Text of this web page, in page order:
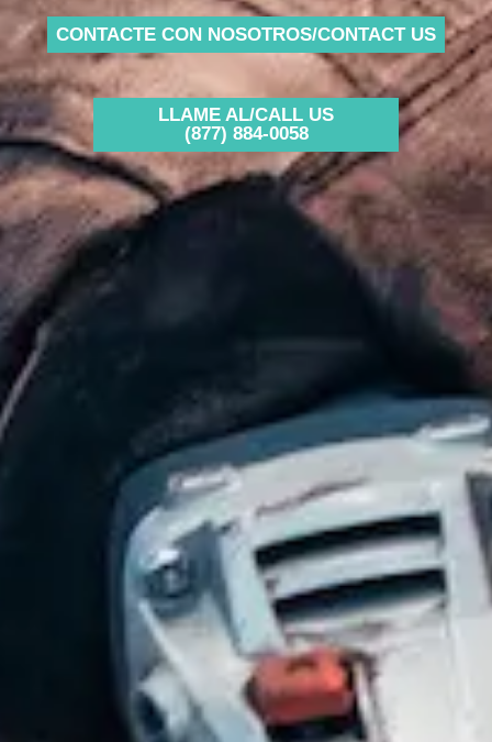
CONTACTE CON NOSOTROS/CONTACT US
LLAME AL/CALL US
(877) 884-0058